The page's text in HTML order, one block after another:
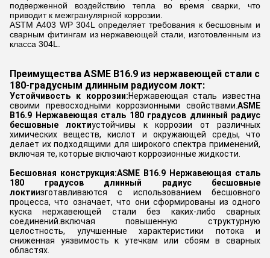
подверженной воздействию тепла во время сварки, что
приводит к межгранулярной коррозии.
ASTM A403 WP 304L определяет требования к бесшовным и
сварным фитингам из нержавеющей стали, изготовленным из
класса 304L.
Преимущества ASME B16.9 из нержавеющей стали с
180-градусным длинным радиусом локт:
Устойчивость к коррозии:Нержавеющая сталь известна
своими превосходными коррозионными свойствами.ASME
B16.9 Нержавеющая сталь 180 градусов длинный радиус
бесшовные локтиустойчивы к коррозии от различных
химических веществ, кислот и окружающей среды, что
делает их подходящими для широкого спектра применений,
включая те, которые включают коррозионные жидкости.
Бесшовная конструкция:ASME B16.9 Нержавеющая сталь
180 градусов длинный радиус бесшовные
локтиизготавливаются с использованием бесшовного
процесса, что означает, что они сформированы из одного
куска нержавеющей стали без каких-либо сварных
соединений.включая повышенную структурную
целостность, улучшенные характеристики потока и
сниженная уязвимость к утечкам или сбоям в сварных
областях.